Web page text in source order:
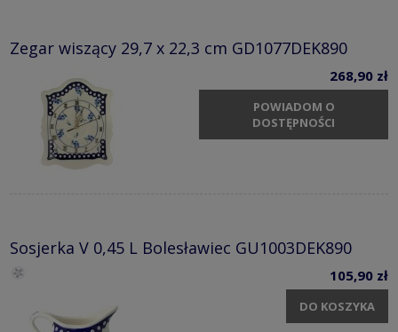
Zegar wiszący 29,7 x 22,3 cm GD1077DEK890
268,90 zł
POWIADOM O
DOSTĘPNOŚCI
Sosjerka V 0,45 L Bolesławiec GU1003DEK890
105,90 zł
DO KOSZYKA